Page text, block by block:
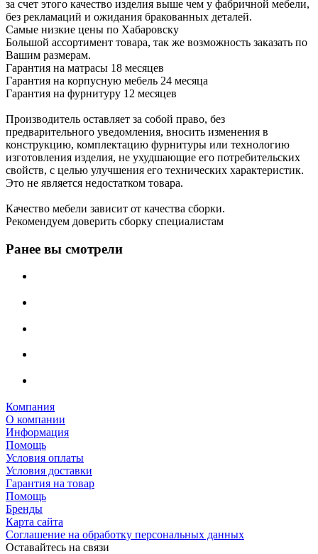
за счет этого качество изделия выше чем у фабричной мебели,
без рекламаций и ожидания бракованных деталей.
Самые низкие цены по Хабаровску
Большой ассортимент товара, так же возможность заказать по
Вашим размерам.
Гарантия на матрасы 18 месяцев
Гарантия на корпусную мебель 24 месяца
Гарантия на фурнитуру 12 месяцев
Производитель оставляет за собой право, без
предварительного уведомления, вносить изменения в
конструкцию, комплектацию фурнитуры или технологию
изготовления изделия, не ухудшающие его потребительских
свойств, с целью улучшения его технических характеристик.
Это не является недостатком товара.
Качество мебели зависит от качества сборки.
Рекомендуем доверить сборку специалистам
Ранее вы смотрели
Компания
О компании
Информация
Помощь
Условия оплаты
Условия доставки
Гарантия на товар
Помощь
Бренды
Карта сайта
Соглашение на обработку персональных данных
Оставайтесь на связи